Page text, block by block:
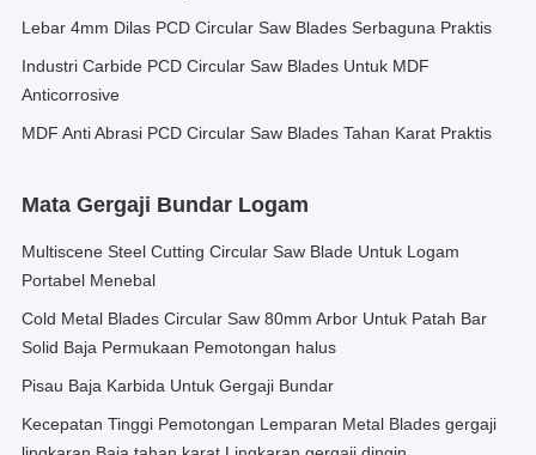
Lebar 4mm Dilas PCD Circular Saw Blades Serbaguna Praktis
Industri Carbide PCD Circular Saw Blades Untuk MDF
Anticorrosive
MDF Anti Abrasi PCD Circular Saw Blades Tahan Karat Praktis
Mata Gergaji Bundar Logam
Multiscene Steel Cutting Circular Saw Blade Untuk Logam
Portabel Menebal
Cold Metal Blades Circular Saw 80mm Arbor Untuk Patah Bar
Solid Baja Permukaan Pemotongan halus
Pisau Baja Karbida Untuk Gergaji Bundar
Kecepatan Tinggi Pemotongan Lemparan Metal Blades gergaji